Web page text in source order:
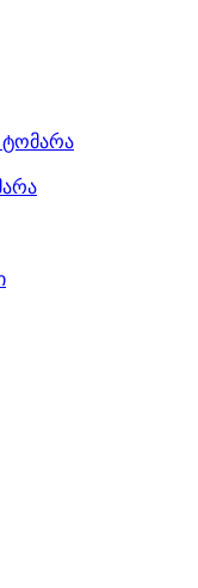
ტომარა